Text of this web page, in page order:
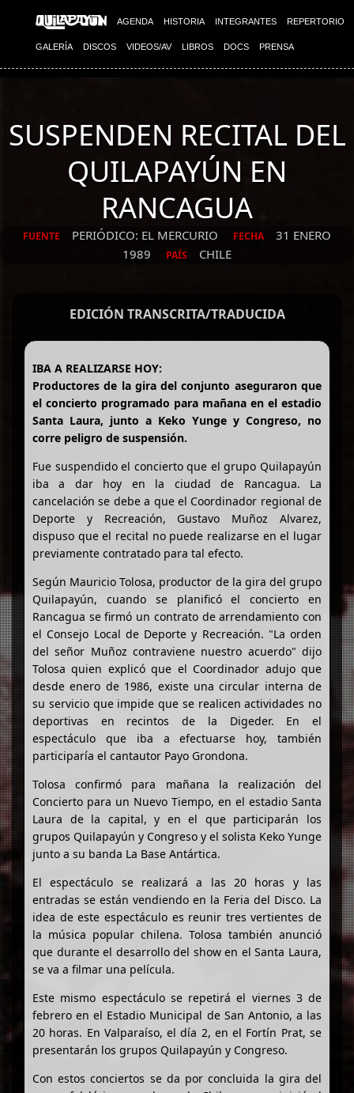
AGENDA HISTORIA INTEGRANTES REPERTORIO
GALERÍA DISCOS VIDEOS/AV LIBROS DOCS PRENSA
SUSPENDEN RECITAL DEL
QUILAPAYÚN EN
RANCAGUA
FUENTE PERIÓDICO: EL MERCURIO FECHA
31 ENERO
1989
PAÍS CHILE
EDICIÓN TRANSCRITA/TRADUCIDA
IBA A REALIZARSE HOY:
Productores de la gira del conjunto aseguraron que
el concierto programado para mañana en el estadio
Santa Laura, junto a Keko Yunge y Congreso, no
corre peligro de suspensión.
Fue suspendido el concierto que el grupo Quilapayún
iba a dar hoy en la ciudad de Rancagua. La
cancelación se debe a que el Coordinador regional de
Deporte y Recreación, Gustavo Muñoz Alvarez,
dispuso que el recital no puede realizarse en el lugar
previamente contratado para tal efecto.
Según Mauricio Tolosa, productor de la gira del grupo
Quilapayún, cuando se planificó el concierto en
Rancagua se firmó un contrato de arrendamiento con
el Consejo Local de Deporte y Recreación. "La orden
del señor Muñoz contraviene nuestro acuerdo" dijo
Tolosa quien explicó que el Coordinador adujo que
desde enero de 1986, existe una circular interna de
su servicio que impide que se realicen actividades no
deportivas en recintos de la Digeder. En el
espectáculo que iba a efectuarse hoy, también
participaría el cantautor Payo Grondona.
Tolosa confirmó para mañana la realización del
Concierto para un Nuevo Tiempo, en el estadio Santa
Laura de la capital, y en el que participarán los
grupos Quilapayún y Congreso y el solista Keko Yunge
junto a su banda La Base Antártica.
El espectáculo se realizará a las 20 horas y las
entradas se están vendiendo en la Feria del Disco. La
idea de este espectáculo es reunir tres vertientes de
la música popular chilena. Tolosa también anunció
que durante el desarrollo del show en el Santa Laura,
se va a filmar una película.
Este mismo espectáculo se repetirá el viernes 3 de
febrero en el Estadio Municipal de San Antonio, a las
20 horas. En Valparaíso, el día 2, en el Fortín Prat, se
presentarán los grupos Quilapayún y Congreso.
Con estos conciertos se da por concluida la gira del